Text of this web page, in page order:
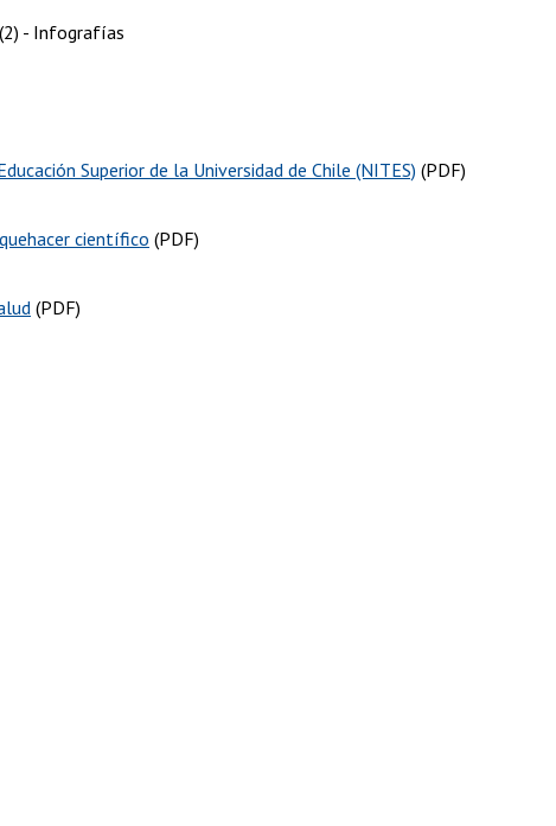
(2) - Infografías
Superior de la Universidad de Chile (NITES) (PDF)
científico (PDF)
(PDF)